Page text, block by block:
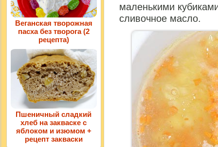
маленькими
сливочное масло.
Веганская творожная
пасха без творога (2
рецепта)
Пшеничный сладкий
хлеб на закваске с
яблоком и изюмом +
рецепт закваски